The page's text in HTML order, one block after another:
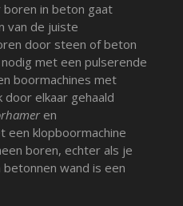
in beton gaat
van de juiste
door steen of beton
met een pulserende
boormachines met
door elkaar gehaald
en
een klopboormachine
boren, echter als je
wand is een